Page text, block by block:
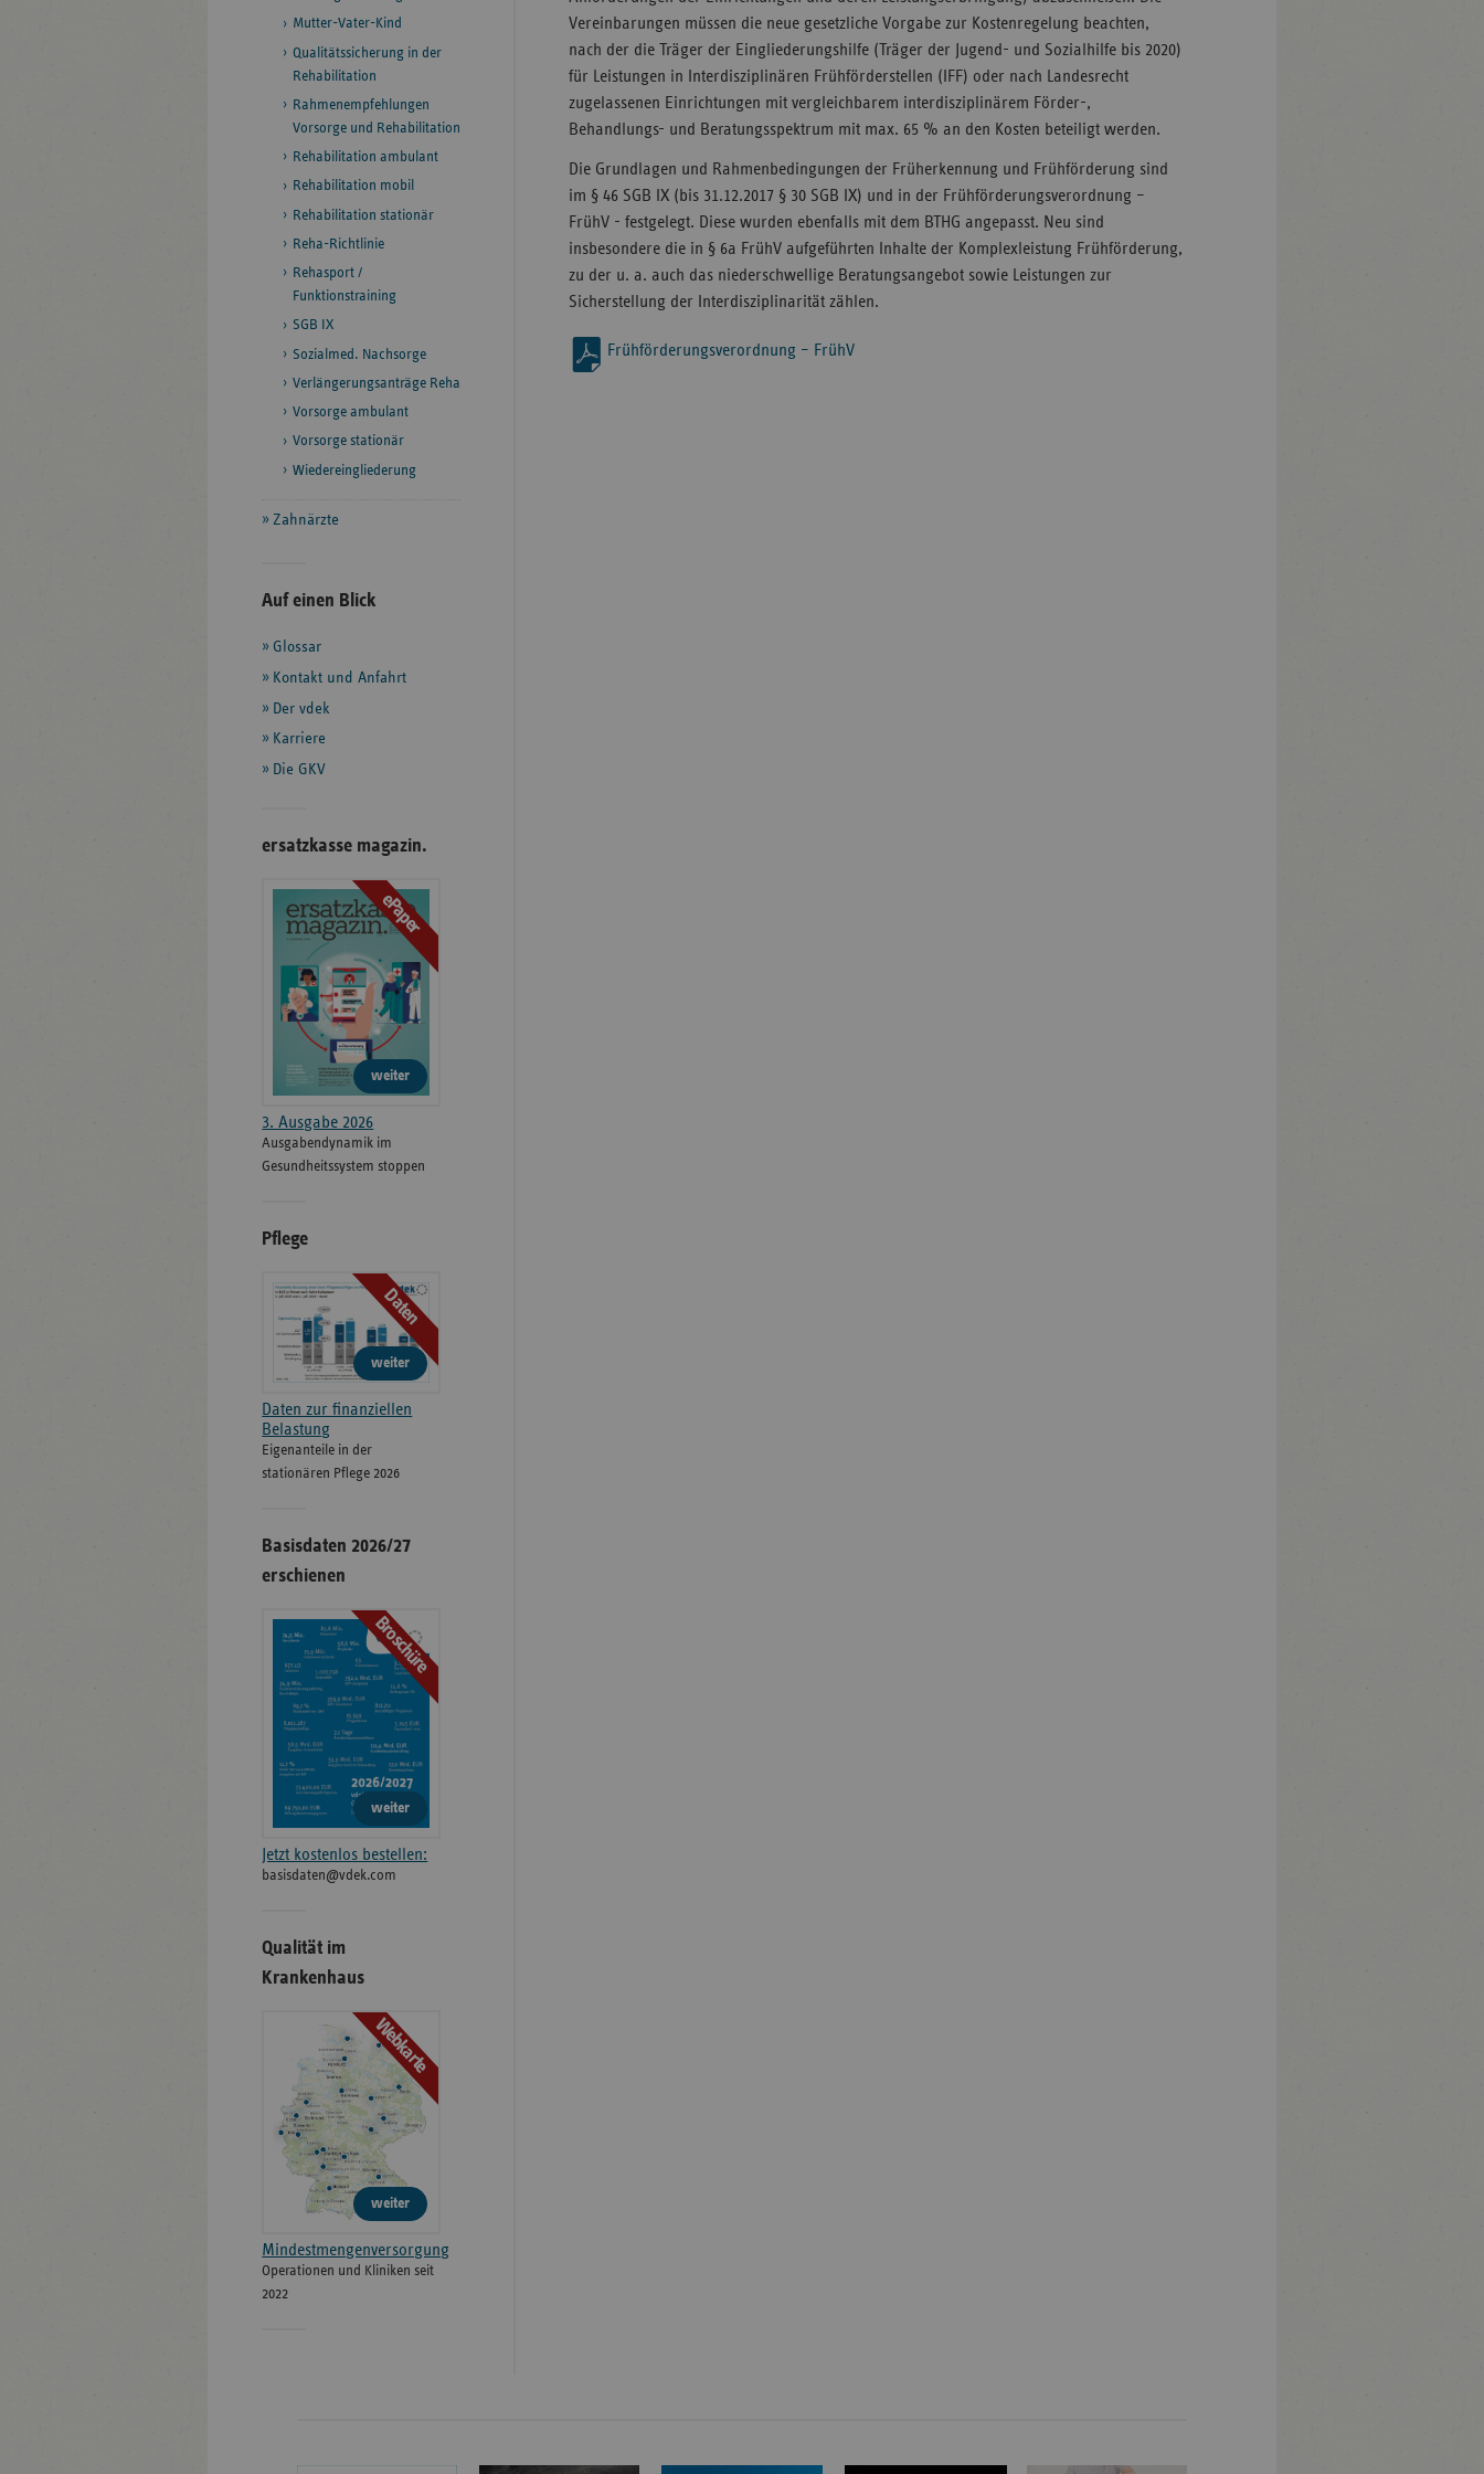
Vereinbarungen müssen die neue gesetzliche Vorgabe zur Kostenregelung beachten,
nach der die Träger der Eingliederungshilfe (Träger der Jugend- und Sozialhilfe bis 2020)
für Leistungen in Interdisziplinären Frühförderstellen (IFF) oder nach Landesrecht
zugelassenen Einrichtungen mit vergleichbarem interdisziplinärem Förder-,
Behandlungs- und Beratungsspektrum mit max. 65 % an den Kosten beteiligt werden.
Die Grundlagen und Rahmenbedingungen der Früherkennung und Frühförderung sind
im § 46 SGB IX (bis 31.12.2017 § 30 SGB IX) und in der Frühförderungsverordnung –
FrühV - festgelegt. Diese wurden ebenfalls mit dem BTHG angepasst. Neu sind
insbesondere die in § 6a FrühV aufgeführten Inhalte der Komplexleistung Frühförderung,
zu der u. a. auch das niederschwellige Beratungsangebot sowie Leistungen zur
Sicherstellung der Interdisziplinarität zählen.
Frühförderungsverordnung – FrühV
Mutter-Vater-Kind
Qualitätssicherung in der
Rehabilitation
Rahmenempfehlungen
Vorsorge und Rehabilitation
Rehabilitation ambulant
Rehabilitation mobil
Rehabilitation stationär
Reha-Richtlinie
Rehasport /
Funktionstraining
SGB IX
Sozialmed. Nachsorge
Verlängerungsanträge Reha
Vorsorge ambulant
Vorsorge stationär
Wiedereingliederung
Zahnärzte
Seitenleiste
weiteren
Informationen
Auf einen Blick
Glossar
Kontakt und Anfahrt
Der vdek
Karriere
Die GKV
ersatzkasse magazin.
ePaper
weiter
3. Ausgabe 2026
Ausgabendynamik im
Gesundheitssystem stoppen
Pflege
Daten
weiter
Daten zur finanziellen
Belastung
Eigenanteile in der
stationären Pflege 2026
Basisdaten 2026/27
erschienen
Broschüre
weiter
Jetzt kostenlos bestellen:
basisdaten@vdek.com
Qualität im
Krankenhaus
Webkarte
weiter
Mindestmengenversorgung
Operationen und Kliniken seit
2022